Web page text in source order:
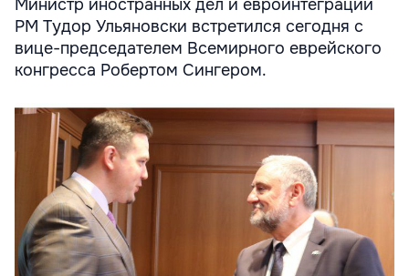
Министр иностранных дел и евроинтеграции
РМ Тудор Ульяновски встретился сегодня с
вице-председателем Всемирного еврейского
конгресса Робертом Сингером.